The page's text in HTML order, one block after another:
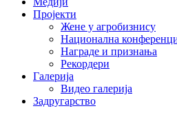
Пројекти
Жене у агробизнису
Национална
Награде и признања
Рекордери
Галерија
Видео галерија
Задругарство